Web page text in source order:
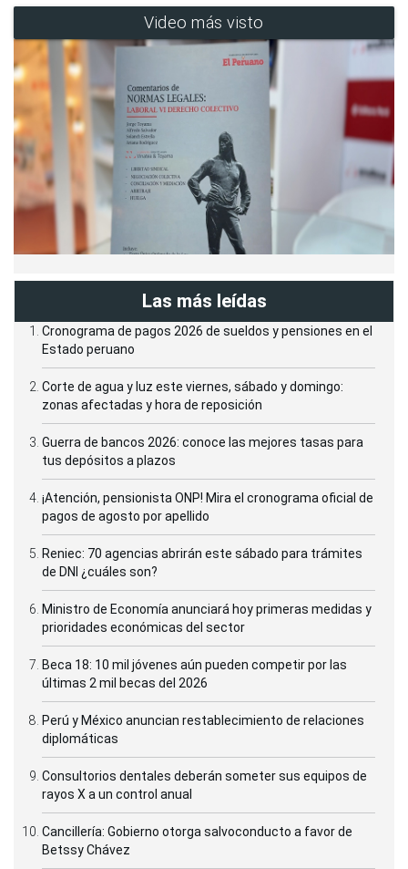
Video más visto
Las más leídas
Cronograma de pagos 2026 de sueldos y pensiones en el
Estado peruano
Corte de agua y luz este viernes, sábado y domingo:
zonas afectadas y hora de reposición
Guerra de bancos 2026: conoce las mejores tasas para
tus depósitos a plazos
¡Atención, pensionista ONP! Mira el cronograma oficial de
pagos de agosto por apellido
Reniec: 70 agencias abrirán este sábado para trámites
de DNI ¿cuáles son?
Ministro de Economía anunciará hoy primeras medidas y
prioridades económicas del sector
Beca 18: 10 mil jóvenes aún pueden competir por las
últimas 2 mil becas del 2026
Perú y México anuncian restablecimiento de relaciones
diplomáticas
Consultorios dentales deberán someter sus equipos de
rayos X a un control anual
Cancillería: Gobierno otorga salvoconducto a favor de
Betssy Chávez